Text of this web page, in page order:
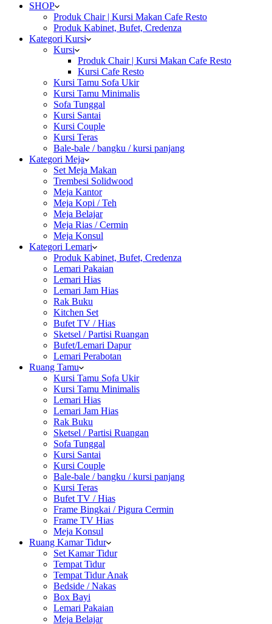
SHOP
Produk Chair | Kursi Makan Cafe Resto
Produk Kabinet, Bufet, Credenza
Kategori Kursi
Kursi
Produk Chair | Kursi Makan Cafe Resto
Kursi Cafe Resto
Kursi Tamu Sofa Ukir
Kursi Tamu Minimalis
Sofa Tunggal
Kursi Santai
Kursi Couple
Kursi Teras
Bale-bale / bangku / kursi panjang
Kategori Meja
Set Meja Makan
Trembesi Solidwood
Meja Kantor
Meja Kopi / Teh
Meja Belajar
Meja Rias / Cermin
Meja Konsul
Kategori Lemari
Produk Kabinet, Bufet, Credenza
Lemari Pakaian
Lemari Hias
Lemari Jam Hias
Rak Buku
Kitchen Set
Bufet TV / Hias
Sketsel / Partisi Ruangan
Bufet/Lemari Dapur
Lemari Perabotan
Ruang Tamu
Kursi Tamu Sofa Ukir
Kursi Tamu Minimalis
Lemari Hias
Lemari Jam Hias
Rak Buku
Sketsel / Partisi Ruangan
Sofa Tunggal
Kursi Santai
Kursi Couple
Bale-bale / bangku / kursi panjang
Kursi Teras
Bufet TV / Hias
Frame Bingkai / Pigura Cermin
Frame TV Hias
Meja Konsul
Ruang Kamar Tidur
Set Kamar Tidur
Tempat Tidur
Tempat Tidur Anak
Bedside / Nakas
Box Bayi
Lemari Pakaian
Meja Belajar